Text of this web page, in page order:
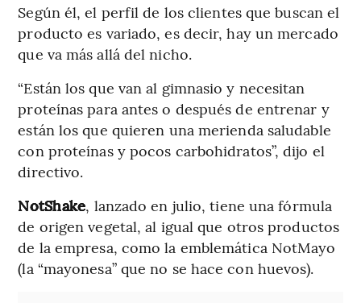
Según él, el perfil de los clientes que buscan el
producto es variado, es decir, hay un mercado
que va más allá del nicho.
“Están los que van al gimnasio y necesitan
proteínas para antes o después de entrenar y
están los que quieren una merienda saludable
con proteínas y pocos carbohidratos”, dijo el
directivo.
NotShake, lanzado en julio, tiene una fórmula
de origen vegetal, al igual que otros productos
de la empresa, como la emblemática NotMayo
(la “mayonesa” que no se hace con huevos).